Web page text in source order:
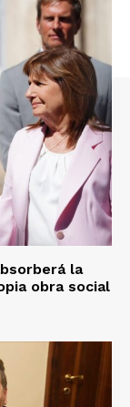
la
obra social